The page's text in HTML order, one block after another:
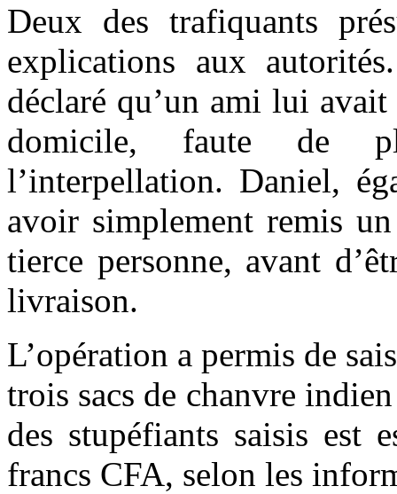
Deux des trafiquants
explications aux
déclaré qu’un ami lui avait
domicile, faute de
l’interpellation. Daniel,
avoir simplement remis
tierce personne, avant
livraison.
L’opération a permis de
trois sacs de chanvre
des stupéfiants saisis est
francs CFA, selon les